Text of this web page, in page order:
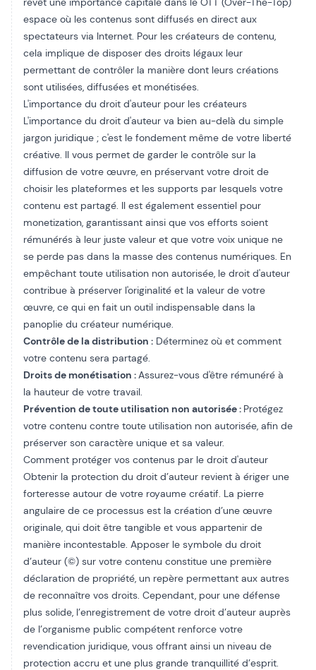
espace où les contenus sont diffusés en direct aux
spectateurs via Internet. Pour les créateurs de contenu,
cela implique de disposer des droits légaux leur
permettant de contrôler la manière dont leurs créations
sont utilisées, diffusées et monétisées.
L'importance du droit d'auteur pour les créateurs
L'importance du droit d'auteur va bien au-delà du simple
jargon juridique ; c'est le fondement même de votre liberté
créative. Il vous permet de garder le contrôle sur la
diffusion de votre œuvre, en préservant votre droit de
choisir les plateformes et les supports par lesquels votre
contenu est partagé. Il est également essentiel pour
monetization, garantissant ainsi que vos efforts soient
rémunérés à leur juste valeur et que votre voix unique ne
se perde pas dans la masse des contenus numériques. En
empêchant toute utilisation non autorisée, le droit d'auteur
contribue à préserver l'originalité et la valeur de votre
œuvre, ce qui en fait un outil indispensable dans la
panoplie du créateur numérique.
Contrôle de la distribution : Déterminez où et comment
votre contenu sera partagé.
Droits de monétisation :Assurez-vous d'être rémunéré à
la hauteur de votre travail.
Prévention de toute utilisation non autorisée : Protégez
votre contenu contre toute utilisation non autorisée, afin de
préserver son caractère unique et sa valeur.
Comment protéger vos contenus par le droit d'auteur
Obtenir la protection du droit d’auteur revient à ériger une
forteresse autour de votre royaume créatif. La pierre
angulaire de ce processus est la création d’une œuvre
originale, qui doit être tangible et vous appartenir de
manière incontestable. Apposer le symbole du droit
d’auteur (©) sur votre contenu constitue une première
déclaration de propriété, un repère permettant aux autres
de reconnaître vos droits. Cependant, pour une défense
plus solide, l’enregistrement de votre droit d’auteur auprès
de l’organisme public compétent renforce votre
revendication juridique, vous offrant ainsi un niveau de
protection accru et une plus grande tranquillité d’esprit.